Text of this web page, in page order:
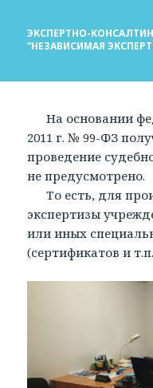
ЭКСПЕРТНО-
“НЕЗАВИСИМАЯ
На основании
2011 г. № 99-ФЗ
проведение
не предусмотрено.
То есть, для
экспертизы
или иных
(сертификатов и